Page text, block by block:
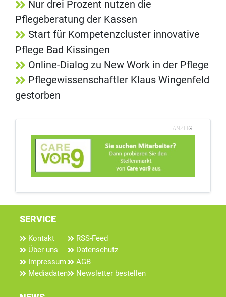
Nur drei Prozent nutzen die
Pflegeberatung der Kassen
Start für Kompetenzcluster innovative
Pflege Bad Kissingen
Online-Dialog zu New Work in der Pflege
Pflegewissenschaftler Klaus Wingenfeld
gestorben
ANZEIGE
SERVICE
Kontakt
Über uns
Impressum
Mediadaten
RSS-Feed
Datenschutz
AGB
Newsletter bestellen